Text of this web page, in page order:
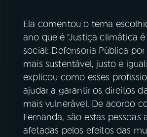
Ela comentou o tema
ano que é "Justiça climática
social: Defensoria Pública
mais sustentável, justo e
explicou como esses
ajudar a garantir os direitos
mais vulnerável. De acordo
Fernanda, são estas pessoas
afetadas pelos efeitos das